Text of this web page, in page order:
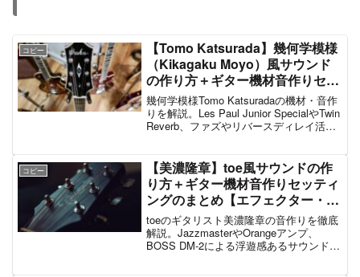
コピー
【Tomo Katsurada】幾何学模様
（Kikagaku Moyo）風サウンド
の作り方＋ギター機材音作りセッ
ティングのまとめ【エフェクタ
ー・アンプ】
幾何学模様Tomo Katsuradaの機材・音作
りを解説。Les Paul Junior SpecialやTwin
Reverb、ファズやリバースディレイ活用
コピー
【美濃隆章】toe風サウンドの作
り方＋ギター機材音作りセッティ
ングのまとめ【エフェクター・ア
ンプ】
toeのギタリスト美濃隆章の音作りを徹底
解説。JazzmasterやOrangeアンプ、
BOSS DM-2による浮遊感あるサウンドの